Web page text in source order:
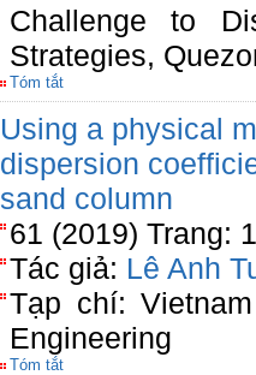
Challenge to
Strategies,
Tóm tắt
Using a physical
dispersion
sand column
61 (2019) Trang:
Tác giả: Lê Anh
Tạp chí:
Engineering
Tóm tắt